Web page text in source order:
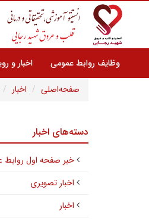
وظایف روابط عمومی اخبار و
صفحه‌اصلی
اخبار
دسته‌های اخبار
خبر صفحه اول روابط
اخبار تصویری
اخبار